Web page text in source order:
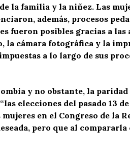
la familia y la niñez. Las
además, procesos
fueron posibles gracias a las
la cámara fotográfica y la
a lo largo de sus
y no obstante, la paridad
elecciones del pasado 13
en el Congreso de la
pero que al compararla